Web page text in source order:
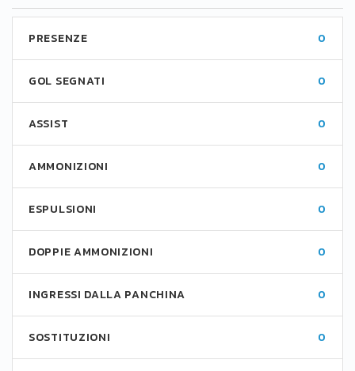
PRESENZE 0
GOL SEGNATI 0
ASSIST 0
AMMONIZIONI 0
ESPULSIONI 0
DOPPIE AMMONIZIONI 0
INGRESSI DALLA PANCHINA 0
SOSTITUZIONI 0